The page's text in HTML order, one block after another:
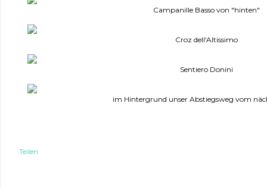
Campanille Basso von "hinten"
Croz dell'Altissimo
Sentiero Donini
im Hintergrund unser Abstiegsweg vom
Teilen